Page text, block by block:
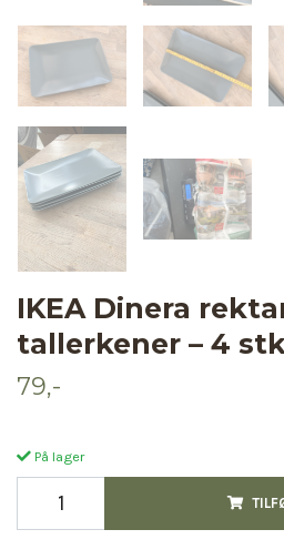
IKEA Dinera
tallerkener – 4
79,-
På lager